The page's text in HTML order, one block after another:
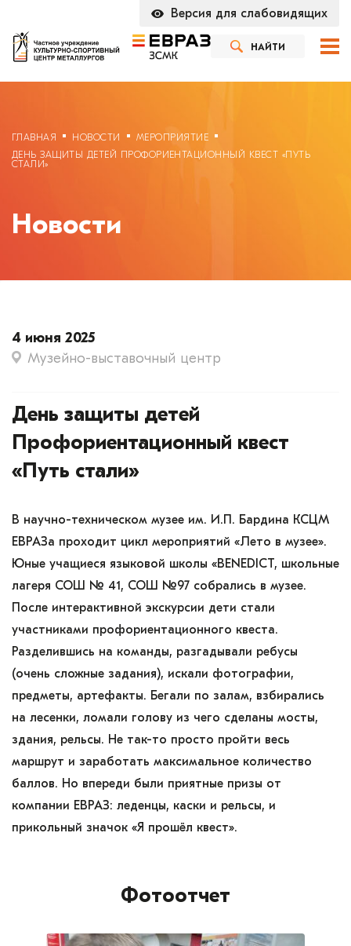
Версия для слабовидящих
НАЙТИ
ГЛАВНАЯ НОВОСТИ
МЕРОПРИЯТИЕ
ДЕНЬ ЗАЩИТЫ ДЕТЕЙ ПРОФОРИЕНТАЦИОННЫЙ КВЕСТ «ПУТЬ
СТАЛИ»
Новости
4 июня 2025
Музейно-выставочный центр
День защиты детей
Профориентационный квест
«Путь стали»
В научно-техническом музее им. И.П. Бардина КСЦМ
ЕВРАЗа проходит цикл мероприятий «Лето в музее».
Юные учащиеся языковой школы «BENEDICT, школьные
лагеря СОШ № 41, СОШ №97 собрались в музее.
После интерактивной экскурсии дети стали
участниками профориентационного квеста.
Разделившись на команды, разгадывали ребусы
(очень сложные задания), искали фотографии,
предметы, артефакты. Бегали по залам, взбирались
на лесенки, ломали голову из чего сделаны мосты,
здания, рельсы. Не так-то просто пройти весь
маршрут и заработать максимальное количество
баллов. Но впереди были приятные призы от
компании ЕВРАЗ: леденцы, каски и рельсы, и
прикольный значок «Я прошёл квест».
Фотоотчет